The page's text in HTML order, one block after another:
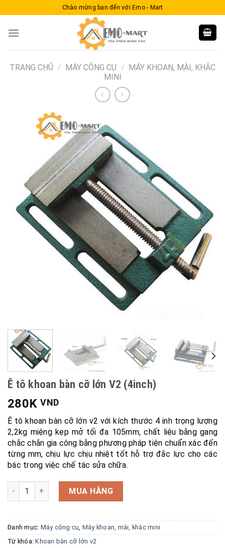
to
Chào mừng bạn đến với Emo - Mart
TRANG CHỦ / MÁY CÔNG CỤ / MÁY KHOAN, MÀI, KHẮC
MINI
Ê tô khoan bàn cỡ lớn V2 (4inch)
280KVND
Ê tô khoan bàn cỡ lớn v2 với kích thước 4 inh trọng lượng
2,2kg miệng kẹp mở tối đa 105mm, chất liệu bằng gang
chắc chắn gia công bằng phương pháp tiện chuẩn xác đến
từng mm, chịu lực chịu nhiệt tốt hỗ trợ đắc lực cho các
bác trong việc chế tác sửa chữa.
Ê tô khoan bàn cỡ lớn V2 (4inch) số lượng
MUA HÀNG
Danh mục: Máy công cụ Máy khoan, mài, khắc mini
Từ khóa:Khoan bàn cỡ lớn v2